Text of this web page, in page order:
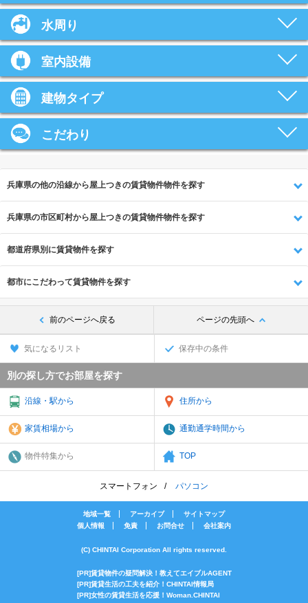
水周り
室内設備
建物タイプ
こだわり
兵庫県の他の沿線から屋上つきの賃貸物件物件を探す
兵庫県の市区町村から屋上つきの賃貸物件物件を探す
都道府県別に賃貸物件を探す
都市にこだわって賃貸物件を探す
前のページへ戻る ページの先頭へ
気になるリスト 保存中の条件
別の探し方でお部屋を探す
沿線・駅から 住所から
家賃相場から 通勤通学時間から
物件特集から TOP
スマートフォン パソコン
地域一覧 アーカイブ
サイトマップ
個人情報
免責 お問合せ 会社案内
(C) CHINTAI Corporation All rights reserved.
[PR]賃貸物件の疑問解決！教えてエイブルAGENT
[PR]賃貸生活の工夫を紹介！CHINTAI情報局
[PR]女性の賃貸生活を応援！Woman.CHINTAI